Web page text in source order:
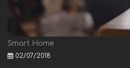
Smart Home
02/07/2018